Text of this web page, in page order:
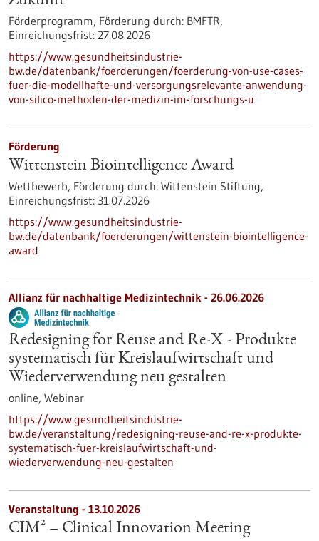
Förderprogramm, Förderung durch: BMFTR,
Einreichungsfrist: 27.08.2026
https://www.gesundheitsindustrie-
bw.de/datenbank/foerderungen/foerderung-von-use-cases-
fuer-die-modellhafte-und-versorgungsrelevante-anwendung-
von-silico-methoden-der-medizin-im-forschungs-u
Förderung
Wittenstein Biointelligence Award
Wettbewerb, Förderung durch: Wittenstein Stiftung,
Einreichungsfrist: 31.07.2026
https://www.gesundheitsindustrie-
bw.de/datenbank/foerderungen/wittenstein-biointelligence-
award
Allianz für nachhaltige Medizintechnik - 26.06.2026
Redesigning for Reuse and Re-X - Produkte
systematisch für Kreislaufwirtschaft und
Wiederverwendung neu gestalten
online, Webinar
https://www.gesundheitsindustrie-
bw.de/veranstaltung/redesigning-reuse-and-re-x-produkte-
systematisch-fuer-kreislaufwirtschaft-und-
wiederverwendung-neu-gestalten
Veranstaltung - 13.10.2026
CIM² – Clinical Innovation Meeting